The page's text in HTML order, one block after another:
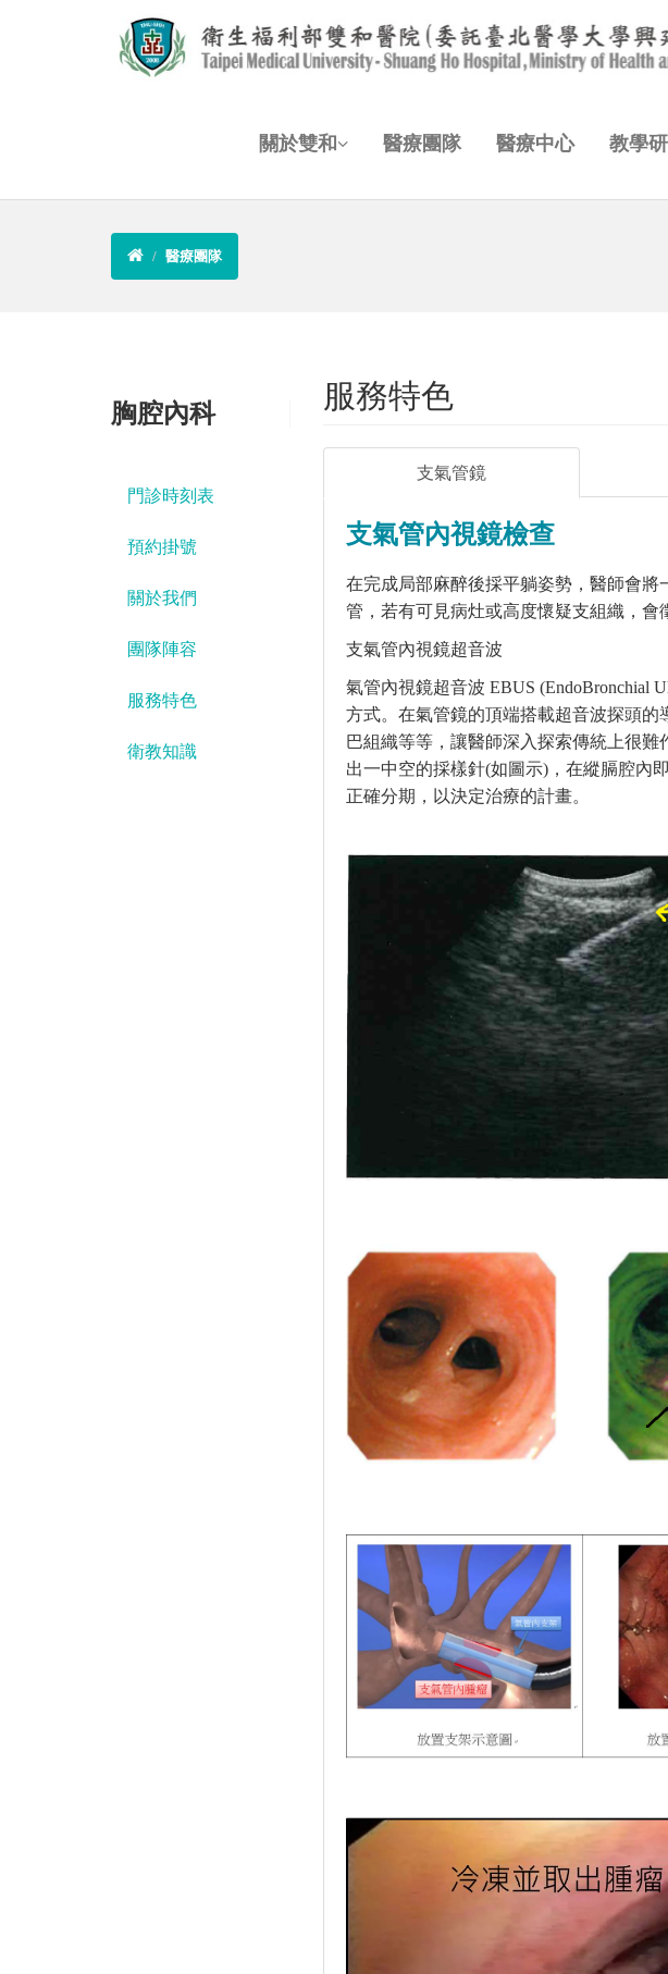
關於雙和 醫療團隊 醫療中心 教學
醫療團隊
胸腔內科
門診時刻表
預約掛號
關於我們
團隊陣容
服務特色
衛教知識
服務特色
支氣管鏡
支氣管內視鏡檢查
在完成局部麻醉後採平躺姿勢，醫師會將
管，若有可見病灶或高度懷疑支組織，會
支氣管內視鏡超音波
氣管內視鏡超音波 EBUS (EndoBronchial
方式。在氣管鏡的頂端搭載超音波探頭
巴組織等等，讓醫師深入探索傳統上很
出一中空的採樣針(如圖示) ，在縱膈腔內
正確分期，以決定治療的計畫。